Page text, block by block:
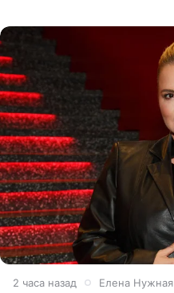
2 часа назад Елена Нужная